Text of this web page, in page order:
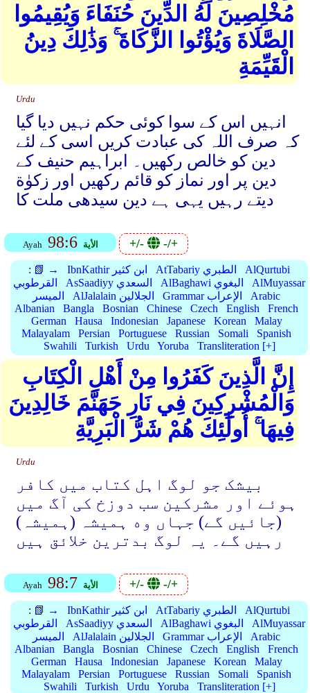
مُخْلِصِينَ لَهُ الدِّينَ حُنَفَاءَ وَيُقِيمُوا
الصَّلَاةَ وَيُؤْتُوا الزَّكَاةَ ۚ وَذَٰلِكَ دِينُ
الْقَيِّمَةِ
Urdu
انہیں اس کے سوا کوئی حکم نہیں دیا گیا
کہ صرف اللہ کی عبادت کریں اسی کے لئے
دین کو خالص رکھیں۔ ابراہیم حنیف کے
دین پر اور نماز کو قائم رکھیں اور زکوٰة
دیتے رہیں یہی ہے دین سیدھی ملت کا
Ayah 98:6 الأية +/- -/+
: 📗 → IbnKathir ابن كثير AtTabariy الطبري
AlQurtubi
القرطوبي
AsSaadiyy السعدي AlBaghawi البغوي
AlMuyassar
الميسر
AlJalalain الجلالين Grammar الإعراب
Arabic
Albanian
Bangla Bosnian Chinese Czech English
French
German
Hausa Indonesian Japanese Korean
Malay
Malayalam
Persian Portuguese Russian Somali
Spanish
Swahili
Turkish Urdu Yoruba Transliteration [+]
إِنَّ الَّذِينَ كَفَرُوا مِنْ أَهْلِ الْكِتَابِ
وَالْمُشْرِكِينَ فِي نَارِ جَهَنَّمَ خَالِدِينَ
فِيهَا ۚ أُولَٰئِكَ هُمْ شَرُّ الْبَرِيَّةِ
Urdu
بیشک جو لوگ اہل کتاب میں کافر
ہوئے اور مشرکین سب دوزخ کی آگ میں
(جائیں گے) جہاں وه ہمیشہ (ہمیشہ)
رہیں گے۔ یہ لوگ بدترین خلائق ہیں
Ayah 98:7 الأية +/- -/+
: 📗 → IbnKathir ابن كثير AtTabariy الطبري
AlQurtubi
القرطوبي
AsSaadiyy السعدي AlBaghawi البغوي
AlMuyassar
الميسر
AlJalalain الجلالين Grammar الإعراب
Arabic
Albanian
Bangla Bosnian Chinese Czech English
French
German
Hausa Indonesian Japanese Korean
Malay
Malayalam
Persian Portuguese Russian Somali
Spanish
Swahili
Turkish Urdu Yoruba Transliteration [+]